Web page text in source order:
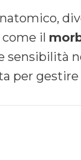
il
sensibilità
per